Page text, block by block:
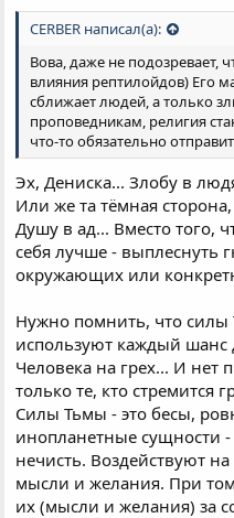
CERBER написал(а):
Вова, даже не подозревает,
влияния рептилойдов) Его
сближает людей, а только
проповедникам, религия
что-то обязательно
Эх, Дениска... Злобу в
Или же та тёмная
Душу в ад... Вместо того,
себя лучше - выплеснуть
окружающих или
Нужно помнить, что
используют каждый шанс
Человека на грех... И нет
только те, кто стремится
Силы Тьмы - это бесы,
инопланетные сущности
нечисть. Воздействуют
мысли и желания. При
их (мысли и желания) за